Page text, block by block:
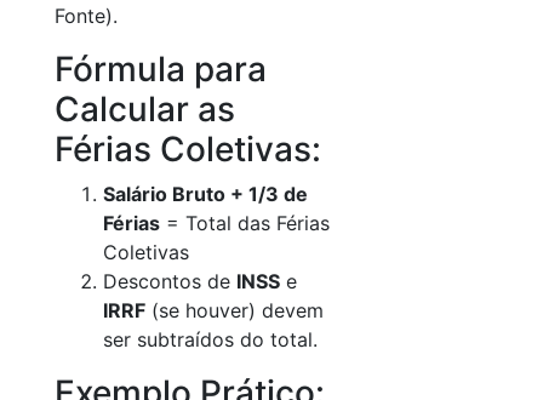
Fonte).
Fórmula para
Calcular as
Férias Coletivas:
Salário Bruto + 1/3 de
Férias = Total das Férias
Coletivas
Descontos de INSS e
IRRF (se houver) devem
ser subtraídos do total.